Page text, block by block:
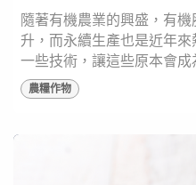
隨著有機農業的興盛，有
升，而永續生產也是近年
一些技術，讓這些原本會
即可一次滿足兩個需求，而
一！ 蚯蚓肥是什麼 蚯蚓肥
同自己體重的有機廢棄物
的糞便，比起傳統僅利用
農糧作物